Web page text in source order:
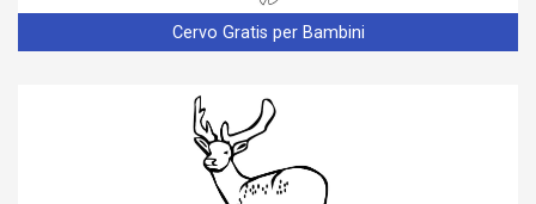
Cervo Gratis per Bambini